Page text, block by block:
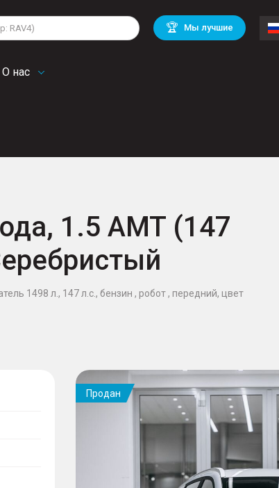
🏆 Мы лучшие
О нас
Mitsubishi BMW
Chevrolet Mercedes Benz
1.5 AMT (147
1498 л., 147 л.с., бензин , робот , передний, цвет
Продан